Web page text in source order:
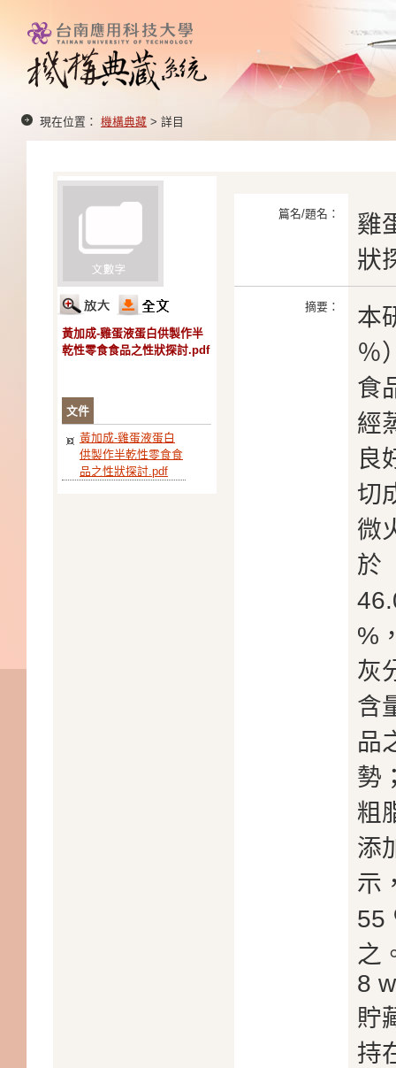
現在位置： 機構典藏 > 詳目
黃加成-雞蛋液蛋白供製作半
乾性零食食品之性狀探討.pdf
文件
黃加成-雞蛋液蛋白
供製作半乾性零食食
品之性狀探討.pdf
篇名/題名：
雞
狀
摘要：
本
％
食
經
良
切
微
於
%
灰
含
品
勢
粗
添
示
55
之
8
貯
持